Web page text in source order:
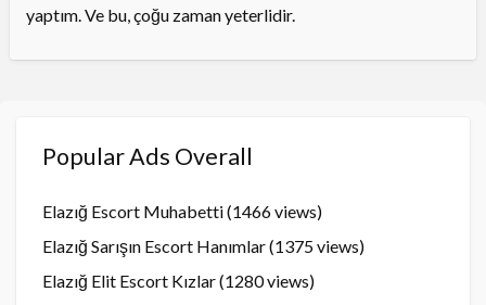
yaptım. Ve bu, çoğu zaman yeterlidir.
Popular Ads Overall
Elazığ Escort Muhabetti(1466 views)
Elazığ Sarışın Escort Hanımlar(1375 views)
Elazığ Elit Escort Kızlar(1280 views)